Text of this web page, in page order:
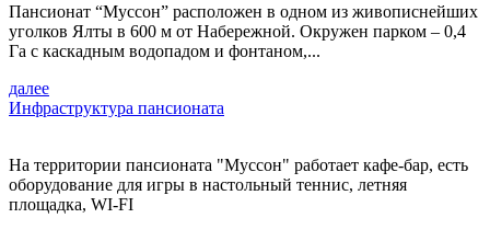
Пансионат “Муссон” расположен в одном из живописнейших
уголков Ялты в 600 м от Набережной. Окружен парком – 0,4
Га с каскадным водопадом и фонтаном,...
далее
Инфраструктура пансионата
На территории пансионата "Муссон" работает кафе-бар, есть
оборудование для игры в настольный теннис, летняя
площадка, WI-FI